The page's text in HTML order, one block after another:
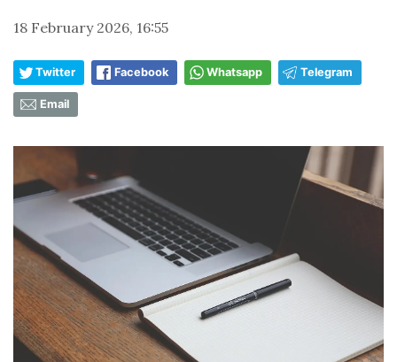
18 February 2026, 16:55
Twitter Facebook Whatsapp Telegram
Email